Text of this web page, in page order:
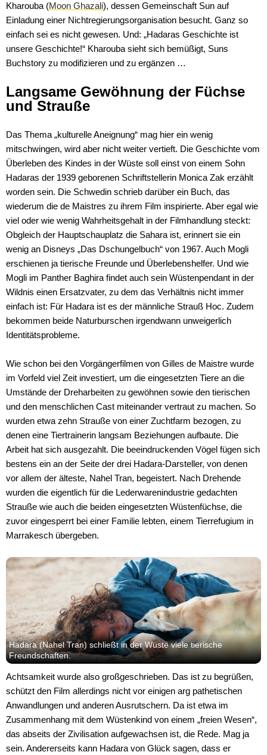
Kharouba (Moon Ghazali), dessen Gemeinschaft Sun auf
Einladung einer Nichtregierungsorganisation besucht. Ganz so
einfach sei es nicht gewesen. Und: „Hadaras Geschichte ist
unsere Geschichte!“ Kharouba sieht sich bemüßigt, Suns
Buchstory zu modifizieren und zu ergänzen …
Langsame Gewöhnung der Füchse
und Strauße
Das Thema „kulturelle Aneignung“ mag hier ein wenig
mitschwingen, wird aber nicht weiter vertieft. Die Geschichte vom
Überleben des Kindes in der Wüste soll einst von einem Sohn
Hadaras der 1939 geborenen Schriftstellerin Monica Zak erzählt
worden sein. Die Schwedin schrieb darüber ein Buch, das
wiederum die de Maistres zu ihrem Film inspirierte. Aber egal wie
viel oder wie wenig Wahrheitsgehalt in der Filmhandlung steckt:
Obgleich der Hauptschauplatz die Sahara ist, erinnert sie ein
wenig an Disneys „Das Dschungelbuch“ von 1967. Auch Mogli
erschienen ja tierische Freunde und Überlebenshelfer. Und wie
Mogli im Panther Baghira findet auch sein Wüstenpendant in der
Wildnis einen Ersatzvater, zu dem das Verhältnis nicht immer
einfach ist: Für Hadara ist es der männliche Strauß Hoc. Zudem
bekommen beide Naturburschen irgendwann unweigerlich
Identitätsprobleme.
Wie schon bei den Vorgängerfilmen von Gilles de Maistre wurde
im Vorfeld viel Zeit investiert, um die eingesetzten Tiere an die
Umstände der Dreharbeiten zu gewöhnen sowie den tierischen
und den menschlichen Cast miteinander vertraut zu machen. So
wurden etwa zehn Strauße von einer Zuchtfarm bezogen, zu
denen eine Tiertrainerin langsam Beziehungen aufbaute. Die
Arbeit hat sich ausgezahlt. Die beeindruckenden Vögel fügen sich
bestens ein an der Seite der drei Hadara-Darsteller, von denen
vor allem der älteste, Nahel Tran, begeistert. Nach Drehende
wurden die eigentlich für die Lederwarenindustrie gedachten
Strauße wie auch die beiden eingesetzten Wüstenfüchse, die
zuvor eingesperrt bei einer Familie lebten, einem Tierrefugium in
Marrakesch übergeben.
Hadara (Nahel Tran) schließt in der Wüste viele tierische
Freundschaften.
Achtsamkeit wurde also großgeschrieben. Das ist zu begrüßen,
schützt den Film allerdings nicht vor einigen arg pathetischen
Anwandlungen und anderen Ausrutschern. Da ist etwa im
Zusammenhang mit dem Wüstenkind von einem „freien Wesen“,
das abseits der Zivilisation aufgewachsen ist, die Rede. Mag ja
sein. Andererseits kann Hadara von Glück sagen, dass er